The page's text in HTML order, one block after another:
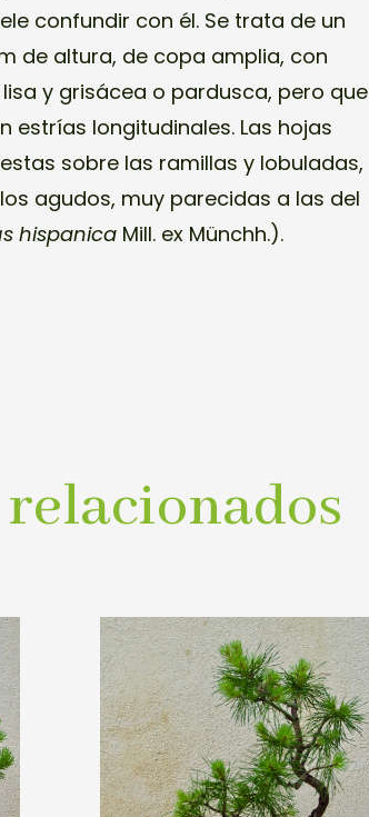
confundir con él. Se trata de un
de altura, de copa amplia, con
y grisácea o pardusca, pero que
estrías longitudinales. Las hojas
sobre las ramillas y lobuladas,
agudos, muy parecidas a las del
hispanica Mill. ex Münchh.).